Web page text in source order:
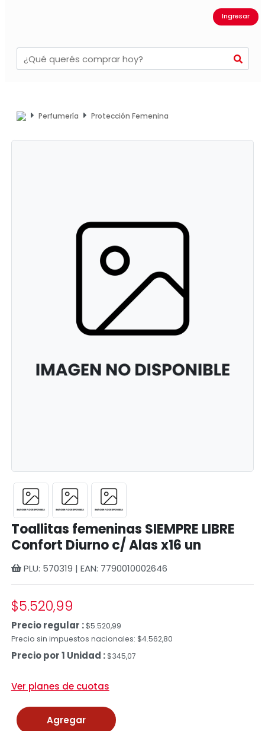
Ingresar
Perfumería Protección Femenina
Toallitas femeninas SIEMPRE LIBRE
Confort Diurno c/ Alas x16 un
PLU: 570319 | EAN: 7790010002646
$5.520,99
Precio regular :$5.520,99
Precio sin impuestos nacionales: $4.562,80
Precio por 1 Unidad : $345,07
Ver planes de cuotas
Agregar